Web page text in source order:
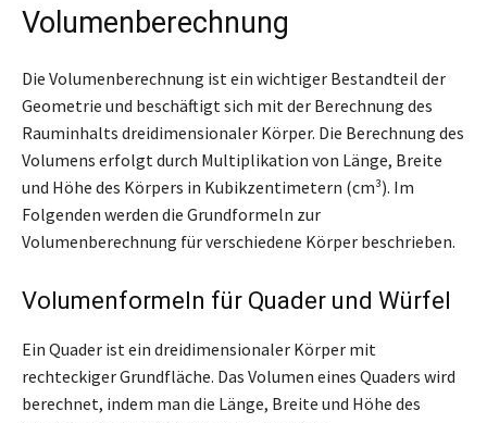
Volumenberechnung
Die Volumenberechnung ist ein wichtiger Bestandteil der
Geometrie und beschäftigt sich mit der Berechnung des
Rauminhalts dreidimensionaler Körper. Die Berechnung des
Volumens erfolgt durch Multiplikation von Länge, Breite
und Höhe des Körpers in Kubikzentimetern (cm³). Im
Folgenden werden die Grundformeln zur
Volumenberechnung für verschiedene Körper beschrieben.
Volumenformeln für Quader und Würfel
Ein Quader ist ein dreidimensionaler Körper mit
rechteckiger Grundfläche. Das Volumen eines Quaders wird
berechnet, indem man die Länge, Breite und Höhe des